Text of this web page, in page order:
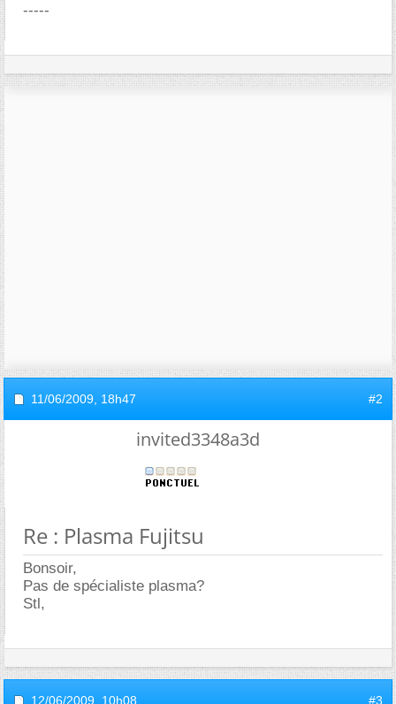
-----
11/06/2009, 18h47 #2
invited3348a3d
Re : Plasma Fujitsu
Bonsoir,
Pas de spécialiste plasma?
Stl,
12/06/2009, 10h08 #3